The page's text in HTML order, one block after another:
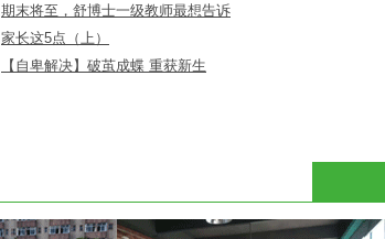
期末将至，舒博士一级教师最想告诉
家长这5点（上）
【自卑解决】破茧成蝶 重获新生